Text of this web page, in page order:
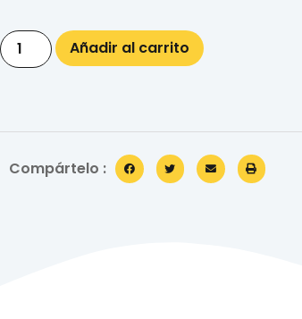
Añadir al carrito
Compártelo :